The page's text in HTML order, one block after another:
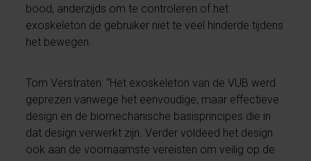
bood, anderzijds om te controleren of het
exoskeleton de gebruiker niet te veel hinderde tijdens
het bewegen.
Tom Verstraten: “Het exoskeleton van de VUB werd
geprezen vanwege het eenvoudige, maar effectieve
design en de biomechanische basisprincipes die in
dat design verwerkt zijn. Verder voldeed het design
ook aan de voornaamste vereisten om veilig op de